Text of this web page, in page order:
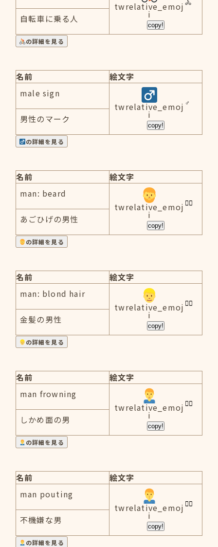
twrelative_emoj
i
copy!
自転車に乗る人
の詳細を見る
名前
絵文字
male sign
twrelative_emoj
i
copy!
男性のマーク
の詳細を見る
名前
絵文字
man: beard
twrelative_emoj
i
copy!
あごひげの男性
の詳細を見る
名前
絵文字
man: blond hair
twrelative_emoj
i
copy!
金髪の男性
の詳細を見る
名前
絵文字
man frowning
twrelative_emoj
i
copy!
しかめ面の男
の詳細を見る
名前
絵文字
man pouting
twrelative_emoj
i
copy!
不機嫌な男
の詳細を見る